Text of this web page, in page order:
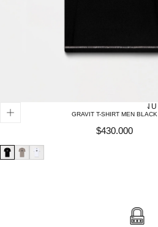
DOMINUS
GRAVIT T-SHIRT MEN BLACK
Precio
$430.000